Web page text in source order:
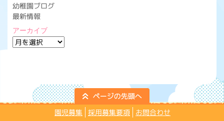
幼稚園ブログ
最新情報
アーカイブ
ア
園児募集 採用募集要項 お問合わせ